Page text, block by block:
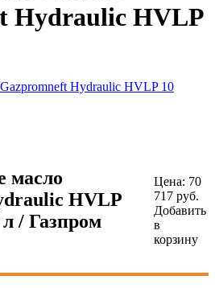
Hydraulic HVLP
масло
HVLP
/ Газпром
Цена: 70
717 руб.
Добавить
в
корзину